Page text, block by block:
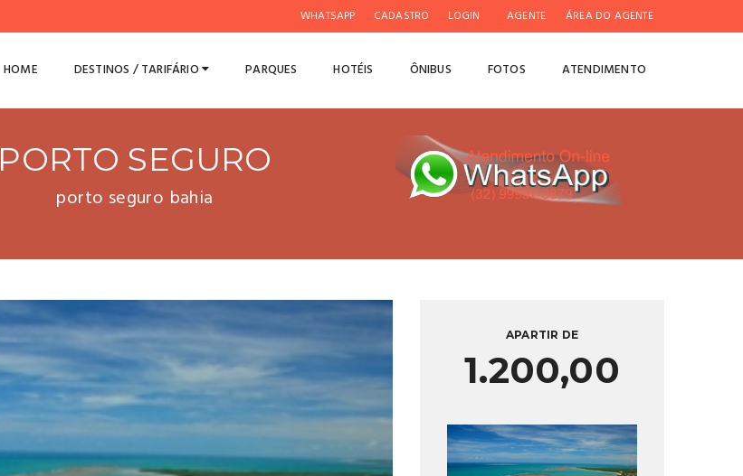
WHATSAPP CADASTRO LOGIN AGENTE ÁREA DO AGENTE
HOME DESTINOS / TARIFÁRIO PARQUES HOTÉIS ÔNIBUS FOTOS ATENDIMENTO
PORTO SEGURO
porto seguro bahia
APARTIR DE
1.200,00